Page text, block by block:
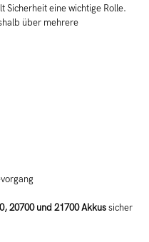
Sicherheit eine wichtige Rolle.
über mehrere
20700 und 21700 Akkussicher